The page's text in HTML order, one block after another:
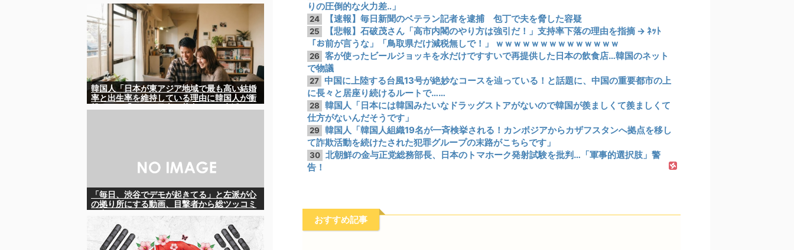
りの圧倒的な火力差‥」
24 【速報】毎日新聞のベテラン記者を逮捕 包丁で夫を脅した容疑
25
【悲報】石破茂さん「高市内閣のやり方は強引だ！」支持率下落の理由を指摘 → ﾈｯﾄ
「お前が言うな」「鳥取県だけ減税無しで！」 ｗｗｗｗｗｗｗｗｗｗｗｗｗｗ
26
客が使ったビールジョッキを水だけですすいで再提供した日本の飲食店…韓国のネット
で物議
27 中国に上陸する台風13号が絶妙なコースを辿っている！と話題に、中国の重要都市の上
に長々と居座り続けるルートで……
28
韓国人「日本には韓国みたいなドラッグストアがないので韓国が羨ましくて羨ましくて
仕方がないんだそうです」
29
韓国人「韓国人組織19名が一斉検挙される！カンボジアからカザフスタンへ拠点を移し
て詐欺活動を続けたされた犯罪グループの末路がこちらです」
30 北朝鮮の金与正党総務部長、日本のトマホーク発射試験を批判…「軍事的選択肢」警
告！
おすすめ記事
韓国人「日本が東アジア地域で最も高い結婚
率と出生率を維持している理由に韓国人が衝
「毎日、渋谷でデモが起きてる」と左派が心
の拠り所にする動画、目撃者から総ツッコミ